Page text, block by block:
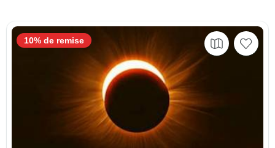
10% de remise